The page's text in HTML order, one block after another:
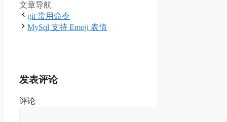
文章导航
git 常用命令
MySql 支持 Emoji 表情
发表评论
评论